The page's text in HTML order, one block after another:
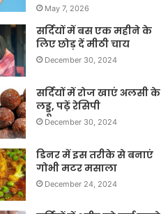
May 7, 2026
सर्दियों में बस एक महीने के
लिए छोड़ दें मीठी चाय
December 30, 2024
सर्दियों में रोज खाएं अलसी के
लड्डू, पढ़ें रेसिपी
December 30, 2024
डिनर में इस तरीके से बनाएं
गोभी मटर मसाला
December 24, 2024